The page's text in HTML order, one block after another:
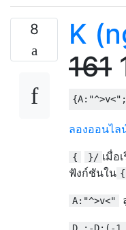
8 K
161
ลองออนไล
{ }/ เมื่อ
ฟังก์ชันใน {
A:"^>v<"